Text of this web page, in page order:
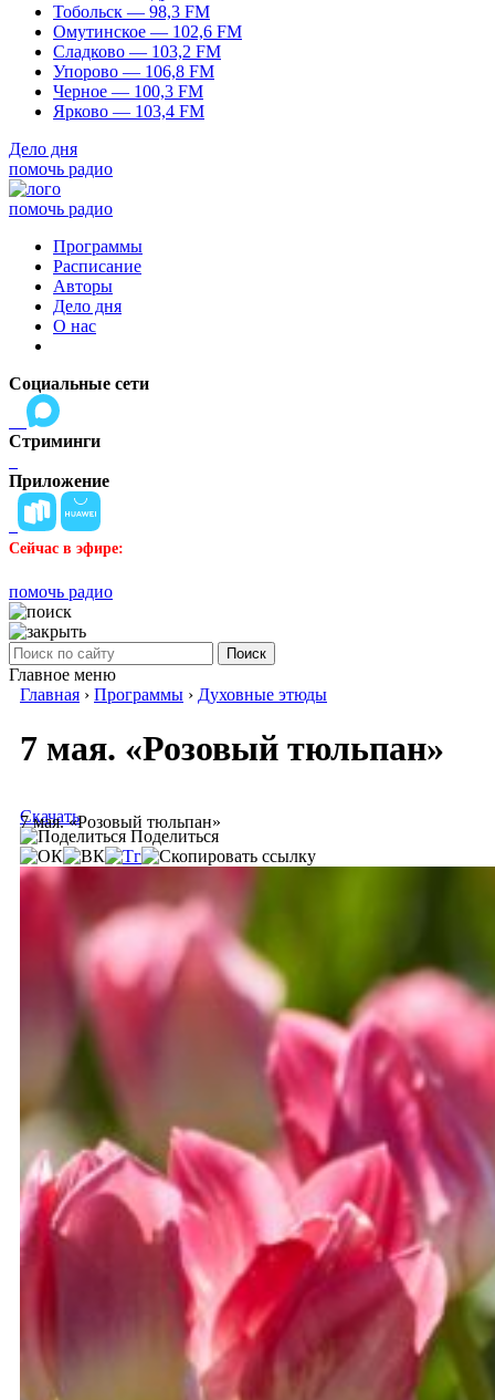
Тобольск — 98,3 FM
Омутинское — 102,6 FM
Сладково — 103,2 FM
Упорово — 106,8 FM
Черное — 100,3 FM
Ярково — 103,4 FM
Дело дня
помочь радио
помочь радио
Программы
Расписание
Авторы
Дело дня
О нас
Социальные сети
Стриминги
Приложение
Сейчас в эфире:
помочь радио
Поиск
Главное меню
Главная › Программы › Духовные этюды
7 мая. «Розовый тюльпан»
7 мая. «Розовый тюльпан»
Скачать
Поделиться